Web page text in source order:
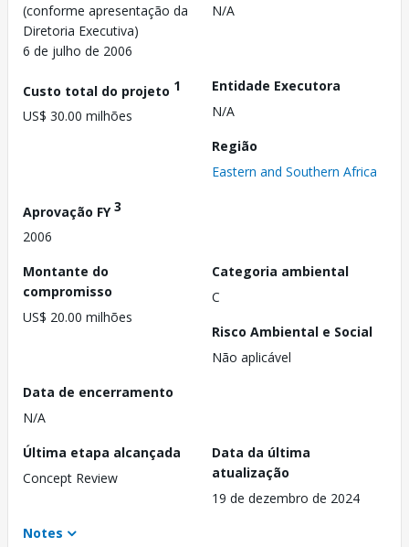
(conforme apresentação da
Diretoria Executiva)
6 de julho de 2006
N/A
Custo total do projeto 1
US$ 30.00 milhões
Entidade Executora
N/A
Região
Eastern and Southern Africa
Aprovação FY3
2006
Montante do
compromisso
US$ 20.00 milhões
Categoria ambiental
C
Risco Ambiental e Social
Não aplicável
Data de encerramento
N/A
Última etapa alcançada
Concept Review
Data da última
atualização
19 de dezembro de 2024
Notes